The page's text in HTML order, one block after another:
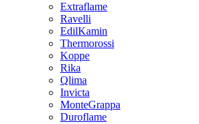
Extraflame
Ravelli
EdilKamin
Thermorossi
Koppe
Rika
Qlima
Invicta
MonteGrappa
Duroflame